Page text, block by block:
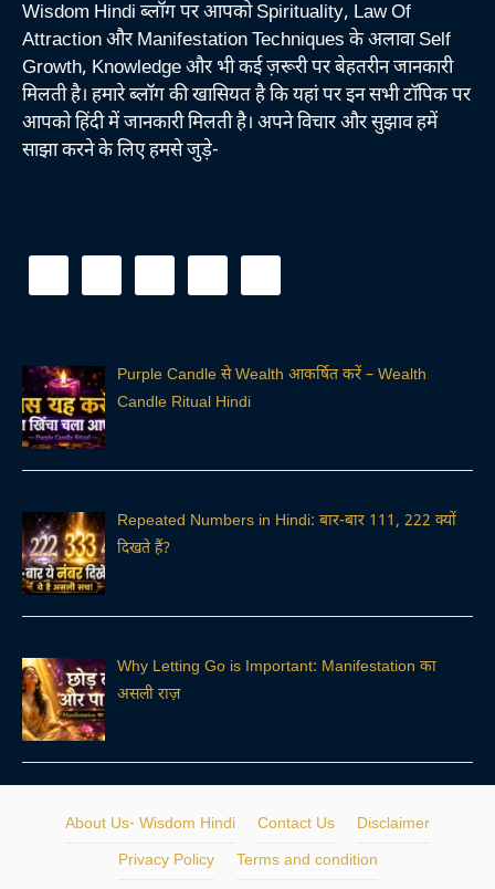
Wisdom Hindi ब्लॉग पर आपको Spirituality, Law Of
Attraction और Manifestation Techniques के अलावा Self
Growth, Knowledge और भी कई ज़रूरी पर बेहतरीन जानकारी
मिलती है। हमारे ब्लॉग की खासियत है कि यहां पर इन सभी टॉपिक पर
आपको हिंदी में जानकारी मिलती है। अपने विचार और सुझाव हमें
साझा करने के लिए हमसे जुड़े-
Purple Candle से Wealth आकर्षित करें – Wealth
Candle Ritual Hindi
Repeated Numbers in Hindi: बार-बार 111, 222 क्यों
दिखते हैं?
Why Letting Go is Important: Manifestation का
असली राज़
About Us- Wisdom Hindi Contact Us
Disclaimer
Privacy Policy
Terms and condition